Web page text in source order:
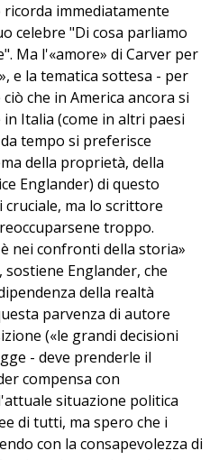
immediatamente
celebre "Di cosa parliamo
Ma l'«amore» di Carver per
e la tematica sottesa - per
che in America ancora si
Italia (come in altri paesi
tempo si preferisce
della proprietà, della
Englander) di questo
ma lo scrittore
troppo.
nei confronti della storia»
Englander, che
della realtà
parvenza di autore
(«le grandi decisioni
- deve prenderle il
compensa con
situazione politica
di tutti, ma spero che i
con la consapevolezza di